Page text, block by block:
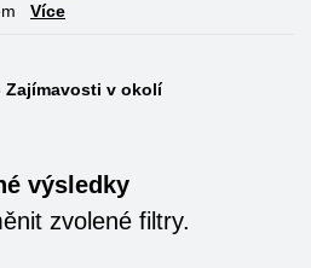
Více
Zajímavosti v okolí
výsledky
zvolené filtry.